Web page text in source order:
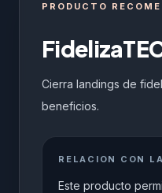
PRODUCTO
Cierra landings de
beneficios.
RELACION CON
Este producto